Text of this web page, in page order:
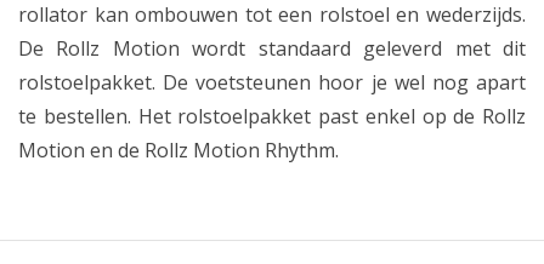
rollator kan ombouwen tot een rolstoel en wederzijds.
De Rollz Motion wordt standaard geleverd met dit
rolstoelpakket. De voetsteunen hoor je wel nog apart
te bestellen. Het rolstoelpakket past enkel op de Rollz
Motion en de Rollz Motion Rhythm.